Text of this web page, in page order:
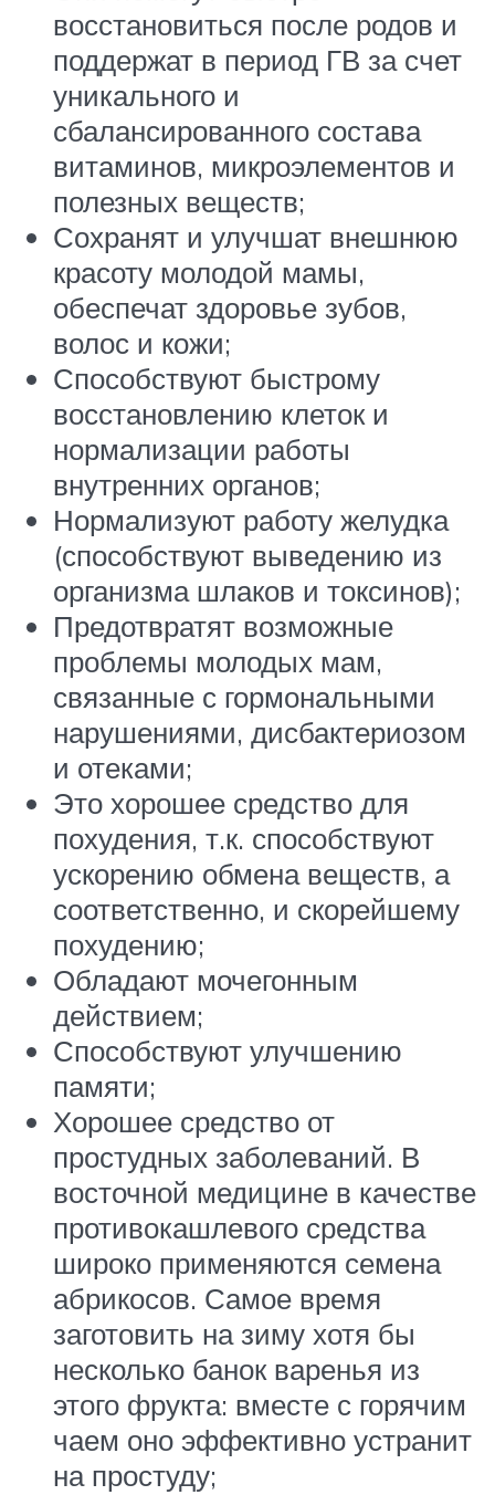
восстановиться после родов и
поддержат в период ГВ за счет
уникального и
сбалансированного состава
витаминов, микроэлементов и
полезных веществ;
Сохранят и улучшат внешнюю
красоту молодой мамы,
обеспечат здоровье зубов,
волос и кожи;
Способствуют быстрому
восстановлению клеток и
нормализации работы
внутренних органов;
Нормализуют работу желудка
(способствуют выведению из
организма шлаков и токсинов);
Предотвратят возможные
проблемы молодых мам,
связанные с гормональными
нарушениями, дисбактериозом
и отеками;
Это хорошее средство для
похудения, т.к. способствуют
ускорению обмена веществ, а
соответственно, и скорейшему
похудению;
Обладают мочегонным
действием;
Способствуют улучшению
памяти;
Хорошее средство от
простудных заболеваний. В
восточной медицине в качестве
противокашлевого средства
широко применяются семена
абрикосов. Самое время
заготовить на зиму хотя бы
несколько банок варенья из
этого фрукта: вместе с горячим
чаем оно эффективно устранит
на простуду;